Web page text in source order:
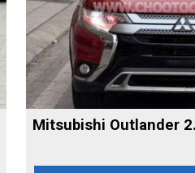
Mitsubishi Outlander